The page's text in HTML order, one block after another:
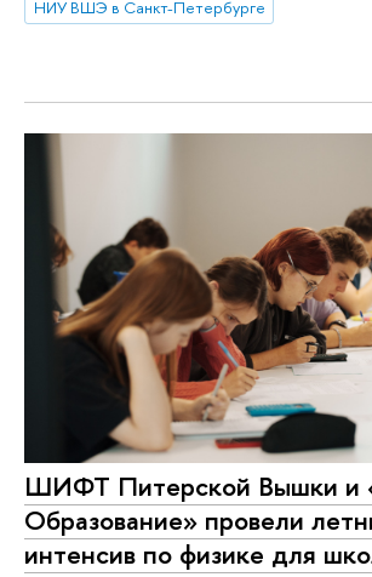
НИУ ВШЭ в Санкт-Петербурге
ШИФТ Питерской Вышки и
Образование» провели
интенсив по физике для